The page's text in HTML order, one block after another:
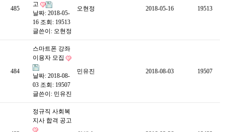
485
고
날짜: 2018-05-
16 조회: 19513
글쓴이: 오현정
오현정 2018-05-16 19513
484
스마트폰 강좌
이용자 모집
날짜: 2018-08-
03 조회: 19507
글쓴이: 민유진
민유진 2018-08-03 19507
정규직 사회복
지사 합격 공고